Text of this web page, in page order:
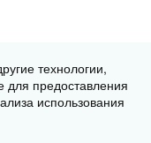
Оферта
технологии,
для предоставления
использования